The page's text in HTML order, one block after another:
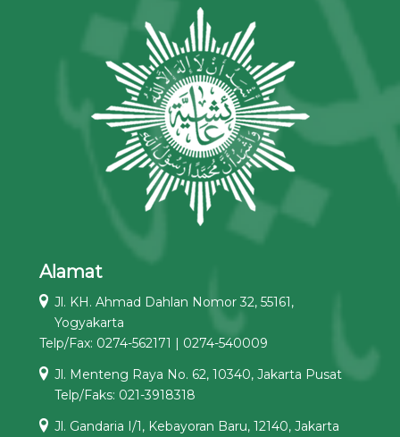
Alamat
Jl. KH. Ahmad Dahlan Nomor 32, 55161,
Yogyakarta
Telp/Fax: 0274-562171 | 0274-540009
Jl. Menteng Raya No. 62, 10340, Jakarta Pusat
Telp/Faks: 021-3918318
Jl. Gandaria I/1, Kebayoran Baru, 12140, Jakarta